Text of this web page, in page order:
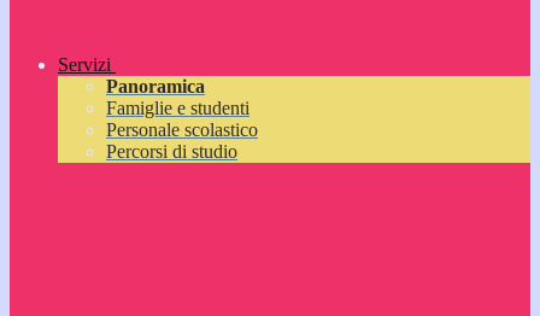
Servizi
Panoramica
Famiglie e studenti
Personale scolastico
Percorsi di studio